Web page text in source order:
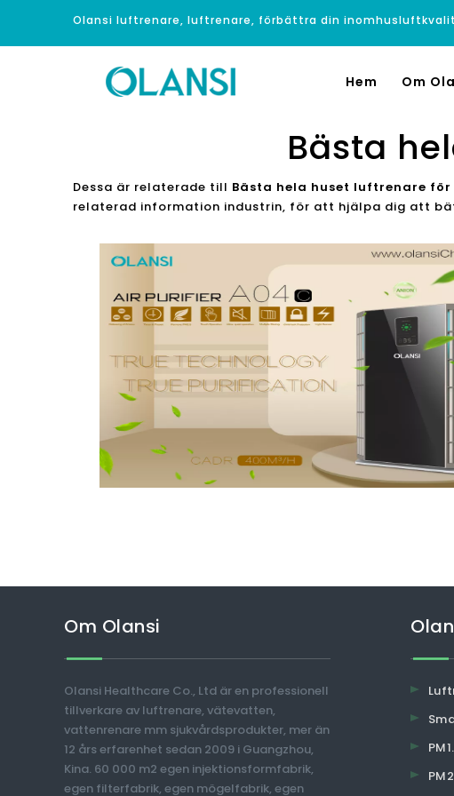
Olansi luftrenare, luftrenare, förbättra din
Hem Om
Bästa
Dessa är relaterade till Bästa hela huset luftrenare för
relaterad information industrin, för att hjälpa dig att
Om Olansi
Olansi Healthcare Co., Ltd är en professionell
tillverkare av luftrenare, vätevatten,
vattenrenare mm sjukvårdsprodukter, mer än
12 års erfarenhet sedan 2009 i Guangzhou,
Kina. 60 000 m2 egen injektionsformfabrik,
egen filterfabrik, egen mögelfabrik, egen